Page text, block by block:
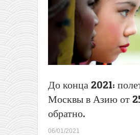
До конца 2021:
Москвы в Азию от
обратно.
06/01/2021